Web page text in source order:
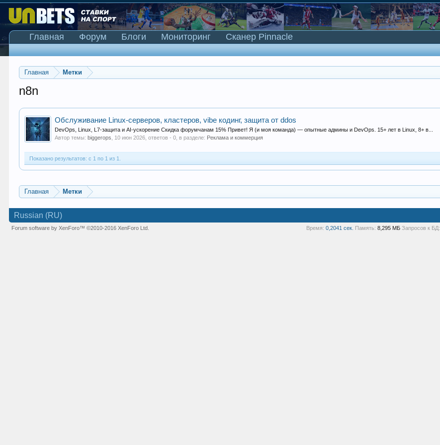
Главная Метки
n8n
Обслуживание Linux-серверов, кластеров, vibe кодинг, защита от ddos
DevOps, Linux, L7-защита и AI-ускорение Скидка форумчанам 15% Привет! Я (и моя команда) — опытные админы и DevOps. 15+ лет в Linux, 8+ в...
Автор темы:biggerops 10 июн 2026 , ответов - 0, в разделе: Реклама и коммерция
Показано результатов: с 1 по 1 из 1.
Главная Метки
Главная Форум Блоги Мониторинг Сканер Pinnacle
Russian (RU)
Forum software by XenForo™©2010-2016 XenForo Ltd. Время: 0,2041 сек. Память: 8,295 МБ Запросов к БД: